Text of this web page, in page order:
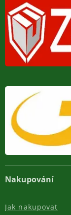
Nakupování
Jak nakupovat